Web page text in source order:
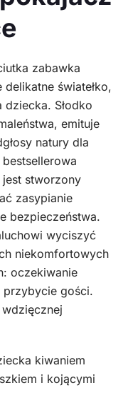
zabawka
światełko,
Słodko
emituje
natury dla
jest stworzony
zasypianie
bezpieczeństwa.
wyciszyć
niekomfortowych
oczekiwanie
przybycie gości.
kiwaniem
i kojącymi